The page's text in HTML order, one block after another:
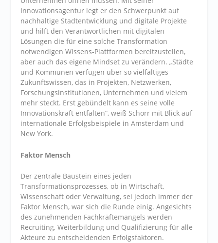
Innovationsagentur legt er den Schwerpunkt auf
nachhaltige Stadtentwicklung und digitale Projekte
und hilft den Verantwortlichen mit digitalen
Lösungen die für eine solche Transformation
notwendigen Wissens-Plattformen bereitzustellen,
aber auch das eigene Mindset zu verändern. „Städte
und Kommunen verfügen über so vielfältiges
Zukunftswissen, das in Projekten, Netzwerken,
Forschungsinstitutionen, Unternehmen und vielem
mehr steckt. Erst gebündelt kann es seine volle
Innovationskraft entfalten“, weiß Schorr mit Blick auf
internationale Erfolgsbeispiele in Amsterdam und
New York.
Faktor Mensch
Der zentrale Baustein eines jeden
Transformationsprozesses, ob in Wirtschaft,
Wissenschaft oder Verwaltung, sei jedoch immer der
Faktor Mensch, war sich die Runde einig. Angesichts
des zunehmenden Fachkräftemangels werden
Recruiting, Weiterbildung und Qualifizierung für alle
Akteure zu entscheidenden Erfolgsfaktoren.